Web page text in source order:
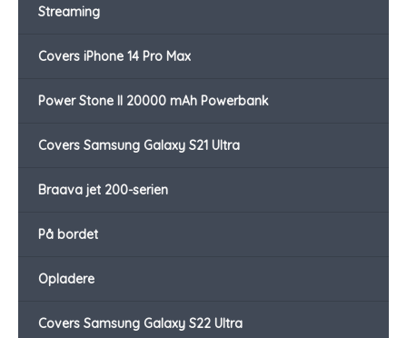
Streaming
Covers iPhone 14 Pro Max
Power Stone II 20000 mAh Powerbank
Covers Samsung Galaxy S21 Ultra
Braava jet 200-serien
På bordet
Opladere
Covers Samsung Galaxy S22 Ultra